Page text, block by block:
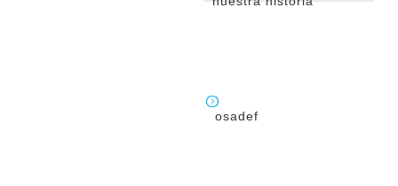
osadef